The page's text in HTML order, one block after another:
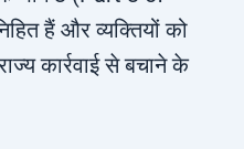
हैं और व्यक्तियों को
कार्रवाई से बचाने के